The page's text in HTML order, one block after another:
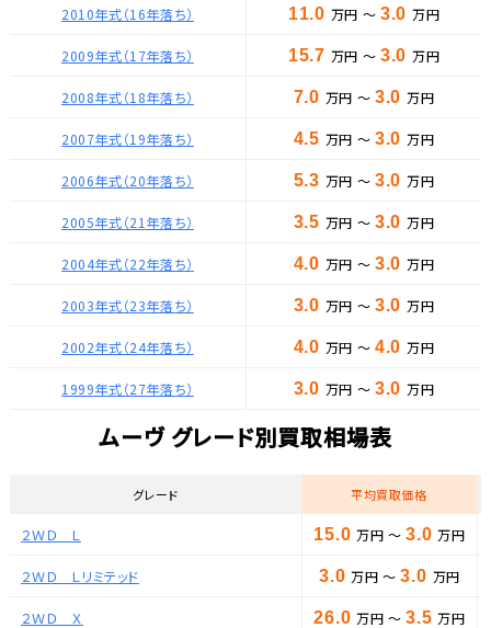
2010年式（16年落ち） 11.0 万円 ～ 3.0 万円
2009年式（17年落ち） 15.7 万円 ～ 3.0 万円
2008年式（18年落ち） 7.0 万円 ～ 3.0万円
2007年式（19年落ち） 4.5 万円 ～ 3.0万円
2006年式（20年落ち） 5.3 万円 ～ 3.0万円
2005年式（21年落ち） 3.5 万円 ～ 3.0万円
2004年式（22年落ち） 4.0 万円 ～ 3.0万円
2003年式（23年落ち） 3.0 万円 ～ 3.0万円
2002年式（24年落ち） 4.0 万円 ～ 4.0万円
1999年式（27年落ち） 3.0 万円 ～ 3.0万円
ムーヴ グレード別買取相場表
グレード 平均買取価格
２ＷＤ Ｌ 15.0万円 ～3.0万円
２ＷＤ Ｌリミテッド 3.0万円 ～3.0 万円
２ＷＤ Ｘ 26.0万円 ～3.5万円